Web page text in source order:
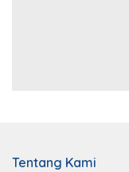
Tentang Kami